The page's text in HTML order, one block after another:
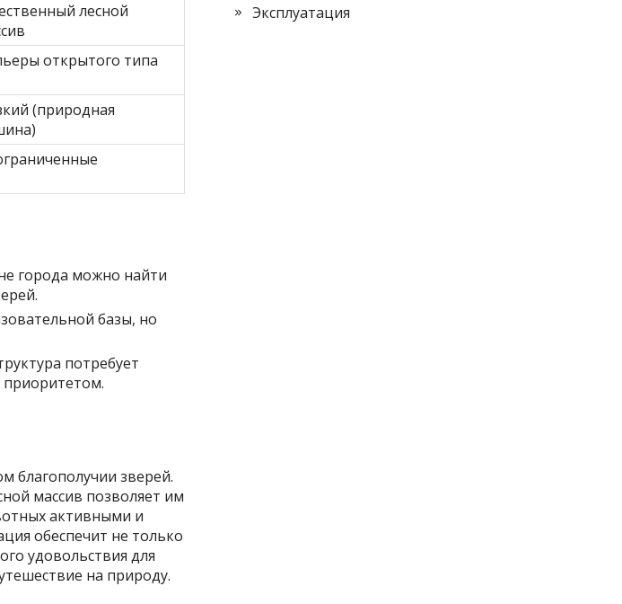
лесной
открытого типа
(природная
города можно найти
базы, но
потребует
приоритетом.
благополучии зверей.
массив позволяет им
активными и
обеспечит не только
удовольствия для
на природу.
Эксплуатация